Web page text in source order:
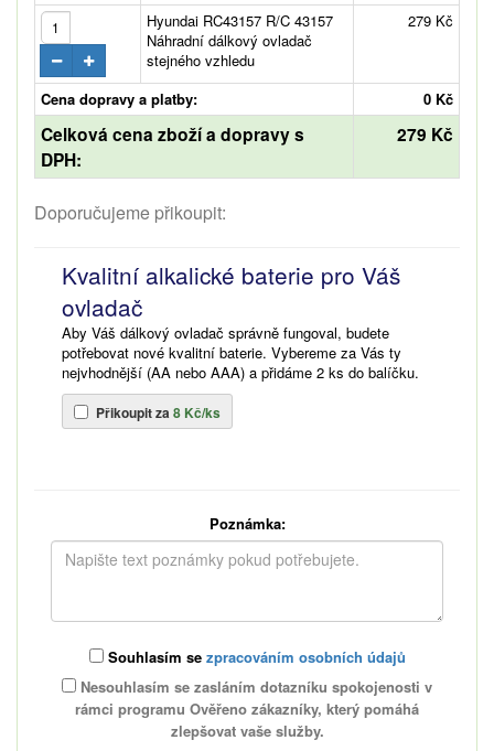
Hyundai RC43157 R/C 43157
Náhradní dálkový ovladač
stejného vzhledu
279 Kč
Cena dopravy a platby: 0 Kč
Celková cena zboží a dopravy s
DPH:
279 Kč
Doporučujeme přikoupit:
Kvalitní alkalické baterie pro Váš
ovladač
Aby Váš dálkový ovladač správně fungoval, budete
potřebovat nové kvalitní baterie. Vybereme za Vás ty
nejvhodnější (AA nebo AAA) a přidáme 2 ks do balíčku.
Přikoupit za 8 Kč/ks
Poznámka:
Souhlasím se zpracováním osobních údajů
Nesouhlasím se zasláním dotazníku spokojenosti v
rámci programu Ověřeno zákazníky, který pomáhá
zlepšovat vaše služby.